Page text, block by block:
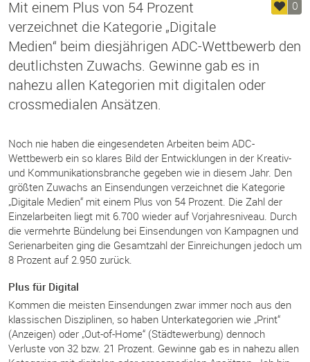
0
Mit einem Plus von 54 Prozent
verzeichnet die Kategorie „Digitale
Medien“ beim diesjährigen ADC-Wettbewerb den
deutlichsten Zuwachs. Gewinne gab es in
nahezu allen Kategorien mit digitalen oder
crossmedialen Ansätzen.
Noch nie haben die eingesendeten Arbeiten beim ADC-
Wettbewerb ein so klares Bild der Entwicklungen in der Kreativ-
und Kommunikationsbranche gegeben wie in diesem Jahr. Den
größten Zuwachs an Einsendungen verzeichnet die Kategorie
„Digitale Medien“ mit einem Plus von 54 Prozent. Die Zahl der
Einzelarbeiten liegt mit 6.700 wieder auf Vorjahresniveau. Durch
die vermehrte Bündelung bei Einsendungen von Kampagnen und
Serienarbeiten ging die Gesamtzahl der Einreichungen jedoch um
8 Prozent auf 2.950 zurück.
Plus für Digital
Kommen die meisten Einsendungen zwar immer noch aus den
klassischen Disziplinen, so haben Unterkategorien wie „Print“
(Anzeigen) oder „Out-of-Home“ (Städtewerbung) dennoch
Verluste von 32 bzw. 21 Prozent. Gewinne gab es in nahezu allen